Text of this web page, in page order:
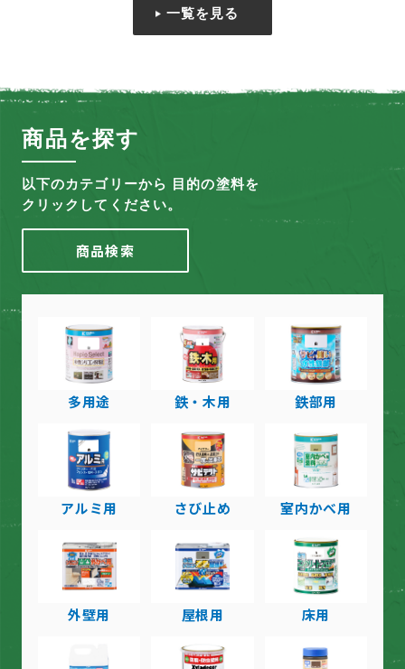
一覧を見る
商品を探す
以下のカテゴリーから 目的の塗料を
クリックしてください。
商品検索
多用途 鉄・木用 鉄部用
アルミ用 さび止め 室内かべ用
外壁用 屋根用 床用